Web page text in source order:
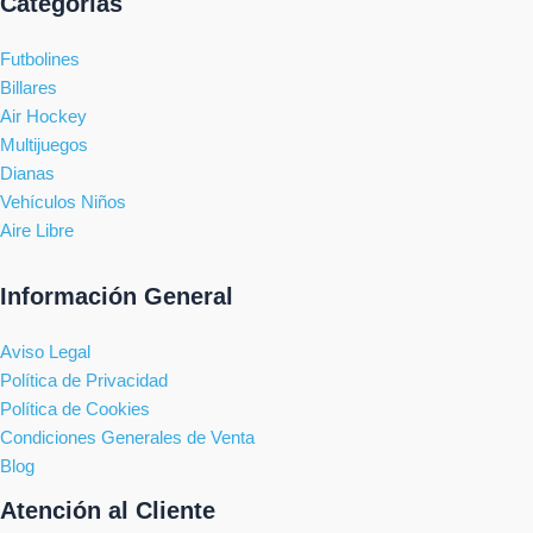
Futbolines
Billares
Air Hockey
Multijuegos
Dianas
Vehículos Niños
Aire Libre
Información General
Aviso Legal
Política de Privacidad
Política de Cookies
Condiciones Generales de Venta
Blog
Atención al Cliente